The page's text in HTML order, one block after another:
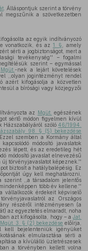
. Álláspontjuk szerint a törvény
megszűnik a szövetkezetben
az egyik indítványozó
vonatkozik, és az 1. §
, amely
sérti a jogbiztonságot, mert a
tevékenység'' – fogalmi
szerint – egymással
Mgüt. -nek a lejárt követelések
,,olyan jogintézményt rendel
azért kifogásolja a közvetlen
a bírósági vagy közjegyzői
az Mgüt. egészének
sértő módon figyelmen kívül
Házszabályáról szóló46/1994.
98. § (5) bekezdése
szemben a Kormány által
módosító javaslatok
lépett, és az eredetileg hét
módosító javaslat elnevezésű
törvényjavaslatot képeznek.''
biztosít a hatálybalépésig. Ez
úgy kell meghatározni,
szerint ,,a társadalom jelentős
több év kellene.''
vállalkozók érdekeit képviselő
az Országos
részéről intézményesen (a
az egyeztetés elmaradt, noha
azt kifogásolta, hogy – aJat.
Mgüt. 3. § (2) bekezdése előírja,
kell bejelenteniük igényüket
elmulasztása sérti a
a kívülálló üzletrészesek
a törvényben kellett volna